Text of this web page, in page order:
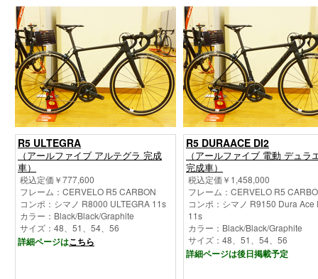
R5 ULTEGRA
（アールファイブ アルテグラ 完成
車）
税込定価￥777,600
フレーム：CERVELO R5 CARBON
コンポ：シマノ R8000 ULTEGRA 11s
カラー：Black/Black/Graphite
サイズ：48、51、54、56
詳細ページはこちら
R5 DURAACE DI2
（アールファイブ 電動 デュラ
完成車）
税込定価￥1,458,000
フレーム：CERVELO R5
コンポ：シマノ R9150 Dura Ace
11s
カラー：Black/Black/Graphite
サイズ：48、51、54、56
詳細ページは後日掲載予定